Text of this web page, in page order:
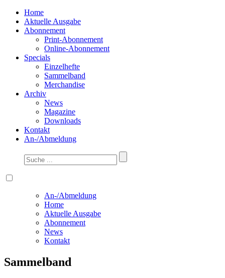
Home
Aktuelle Ausgabe
Abonnement
Print-Abonnement
Online-Abonnement
Specials
Einzelhefte
Sammelband
Merchandise
Archiv
News
Magazine
Downloads
Kontakt
An-/Abmeldung
An-/Abmeldung
Home
Aktuelle Ausgabe
Abonnement
News
Kontakt
Sammelband